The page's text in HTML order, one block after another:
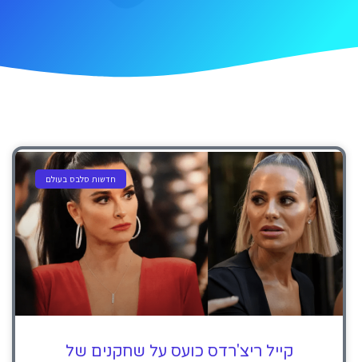
חדשות סלבס בעולם
קייל ריצ'רדס כועס על שחקנים של